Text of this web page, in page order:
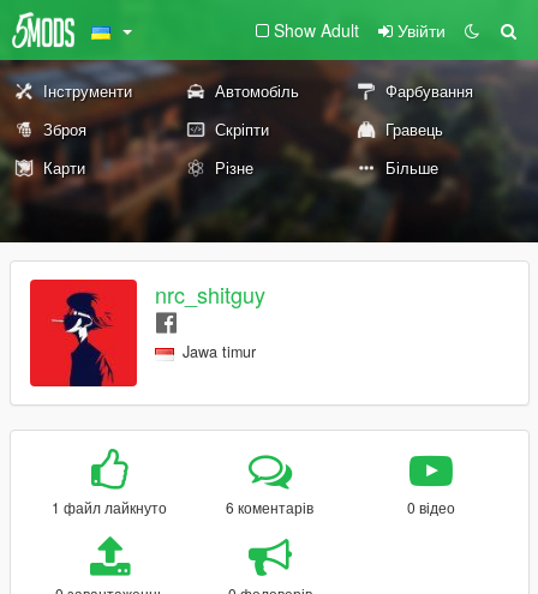
Show Adult Увійти
Інструменти Автомобіль
Фарбування
Зброя
Скріпти
Гравець
Карти
Різне Більше
nrc_shitguy
Jawa timur
1 файл лайкнуто 6 коментарів 0 відео